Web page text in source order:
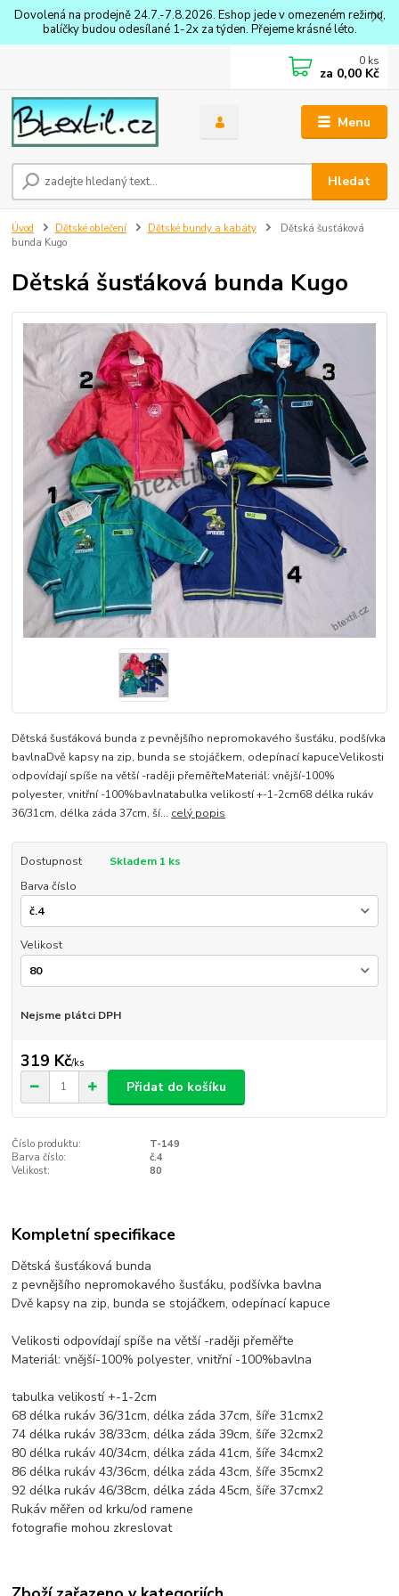
Dovolená na prodejně 24.7.-7.8.2026. Eshop jede v omezeném režimu,
balíčky budou odesílané 1-2x za týden. Přejeme krásné léto.
Menu
Hledat
0 ks
za 0,00 Kč
Úvod Dětské oblečení Dětské bundy a kabáty
Dětská šusťáková
bunda Kugo
Dětská šusťáková bunda Kugo
Dětská šusťáková bunda z pevnějšího nepromokavého šusťáku, podšívka
bavlnaDvě kapsy na zip, bunda se stojáčkem, odepínací kapuceVelikosti
odpovídají spíše na větší -raději přeměřteMateriál: vnější-100%
polyester, vnitřní -100%bavlnatabulka velikostí +-1-2cm68 délka rukáv
36/31cm, délka záda 37cm, ší... celý popis
Dostupnost
Skladem 1 ks
Barva číslo
Velikost
Nejsme plátci DPH
319 Kč/ks
Přidat do košíku
Číslo produktu:
T-149
Barva číslo:
č.4
Velikost:
80
Kompletní specifikace
Dětská šusťáková bunda
z pevnějšího nepromokavého šusťáku, podšívka bavlna
Dvě kapsy na zip, bunda se stojáčkem, odepínací kapuce
Velikosti odpovídají spíše na větší -raději přeměřte
Materiál: vnější-100% polyester, vnitřní -100%bavlna
tabulka velikostí +-1-2cm
68 délka rukáv 36/31cm, délka záda 37cm, šíře 31cmx2
74 délka rukáv 38/33cm, délka záda 39cm, šíře 32cmx2
80 délka rukáv 40/34cm, délka záda 41cm, šíře 34cmx2
86 délka rukáv 43/36cm, délka záda 43cm, šíře 35cmx2
92 délka rukáv 46/38cm, délka záda 45cm, šíře 37cmx2
Rukáv měřen od krku/od ramene
fotografie mohou zkreslovat